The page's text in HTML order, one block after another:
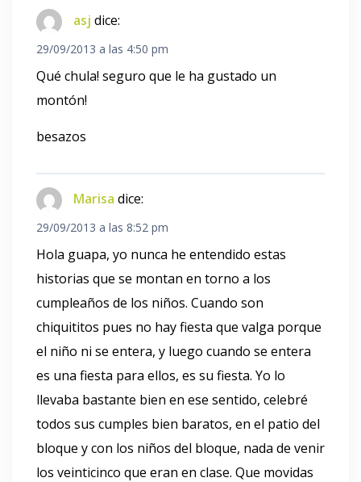
asj dice:
29/09/2013 a las 4:50 pm
Qué chula! seguro que le ha gustado un
montón!
besazos
Marisa dice:
29/09/2013 a las 8:52 pm
Hola guapa, yo nunca he entendido estas
historias que se montan en torno a los
cumpleaños de los niños. Cuando son
chiquititos pues no hay fiesta que valga porque
el niño ni se entera, y luego cuando se entera
es una fiesta para ellos, es su fiesta. Yo lo
llevaba bastante bien en ese sentido, celebré
todos sus cumples bien baratos, en el patio del
bloque y con los niños del bloque, nada de venir
los veinticinco que eran en clase. Que movidas